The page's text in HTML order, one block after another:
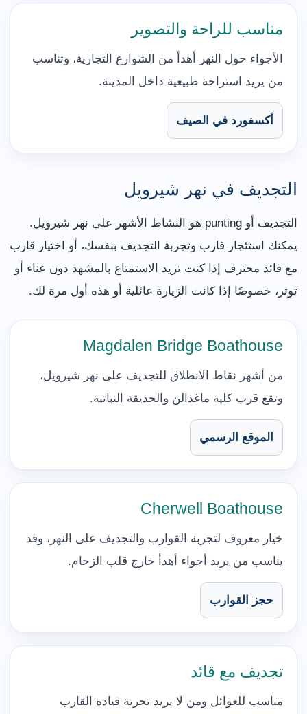
مناسب للراحة والتصوير
الأجواء حول النهر أهدأ من الشوارع التجارية، وتناسب
من يريد استراحة طبيعية داخل المدينة.
أكسفورد في الصيف
التجديف في نهر شيرويل
التجديف أو punting هو النشاط الأشهر على نهر شيرويل.
يمكنك استئجار قارب وتجربة التجديف بنفسك، أو اختيار قارب
مع قائد محترف إذا كنت تريد الاستمتاع بالمشهد دون عناء أو
توتر، خصوصًا إذا كانت الزيارة عائلية أو هذه أول مرة لك.
Magdalen Bridge Boathouse
من أشهر نقاط الانطلاق للتجديف على نهر شيرويل،
وتقع قرب كلية ماغدالن والحديقة النباتية.
الموقع الرسمي
Cherwell Boathouse
خيار معروف لتجربة القوارب والتجديف على النهر، وقد
يناسب من يريد أجواء أهدأ خارج قلب الزحام.
حجز القوارب
تجديف مع قائد
مناسب للعوائل ومن لا يريد تجربة قيادة القارب